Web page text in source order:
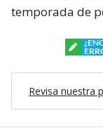
temporada de
Revisa nuestra